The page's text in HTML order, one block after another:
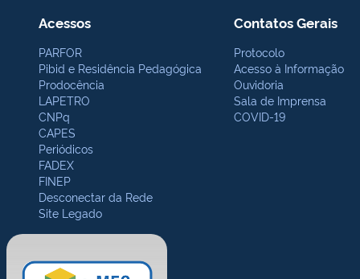
Acessos
PARFOR
Pibid e Residência Pedagógica
Prodocência
LAPETRO
CNPq
CAPES
Periódicos
FADEX
FINEP
Desconectar da Rede
Site Legado
Contatos Gerais
Protocolo
Acesso à Informação
Ouvidoria
Sala de Imprensa
COVID-19